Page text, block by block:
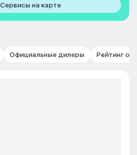
Сервисы на карте
Официальные дилеры Рейтинг